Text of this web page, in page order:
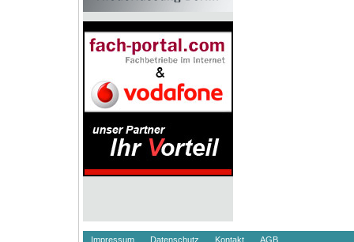
Impressum Datenschutz Kontakt AGB